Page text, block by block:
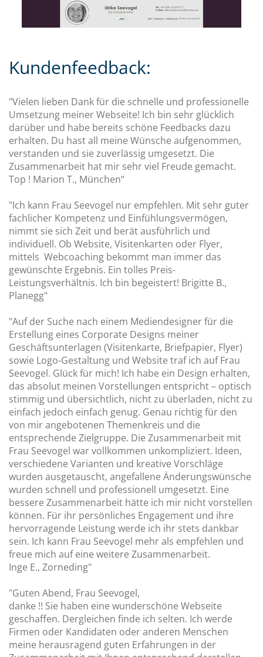
Kundenfeedback:
"Vielen lieben Dank für die schnelle und professionelle
Umsetzung meiner Webseite! Ich bin sehr glücklich
darüber und habe bereits schöne Feedbacks dazu
erhalten. Du hast all meine Wünsche aufgenommen,
verstanden und sie zuverlässig umgesetzt. Die
Zusammenarbeit hat mir sehr viel Freude gemacht.
Top ! Marion T., München“
"Ich kann Frau Seevogel nur empfehlen. Mit sehr guter
fachlicher Kompetenz und Einfühlungsvermögen,
nimmt sie sich Zeit und berät ausführlich und
individuell. Ob Website, Visitenkarten oder Flyer,
mittels Webcoaching bekommt man immer das
gewünschte Ergebnis. Ein tolles Preis-
Leistungsverhältnis. Ich bin begeistert! Brigitte B.,
Planegg"
"Auf der Suche nach einem Mediendesigner für die
Erstellung eines Corporate Designs meiner
Geschäftsunterlagen (Visitenkarte, Briefpapier, Flyer)
sowie Logo-Gestaltung und Website traf ich auf Frau
Seevogel. Glück für mich! Ich habe ein Design erhalten,
das absolut meinen Vorstellungen entspricht – optisch
stimmig und übersichtlich, nicht zu überladen, nicht zu
einfach jedoch einfach genug. Genau richtig für den
von mir angebotenen Themenkreis und die
entsprechende Zielgruppe. Die Zusammenarbeit mit
Frau Seevogel war vollkommen unkompliziert. Ideen,
verschiedene Varianten und kreative Vorschläge
wurden ausgetauscht, angefallene Änderungswünsche
wurden schnell und professionell umgesetzt. Eine
bessere Zusammenarbeit hätte ich mir nicht vorstellen
können. Für ihr persönliches Engagement und ihre
hervorragende Leistung werde ich ihr stets dankbar
sein. Ich kann Frau Seevogel mehr als empfehlen und
freue mich auf eine weitere Zusammenarbeit.
Inge E., Zorneding"
"Guten Abend, Frau Seevogel,
danke !! Sie haben eine wunderschöne Webseite
geschaffen. Dergleichen finde ich selten. Ich werde
Firmen oder Kandidaten oder anderen Menschen
meine herausragend guten Erfahrungen in der